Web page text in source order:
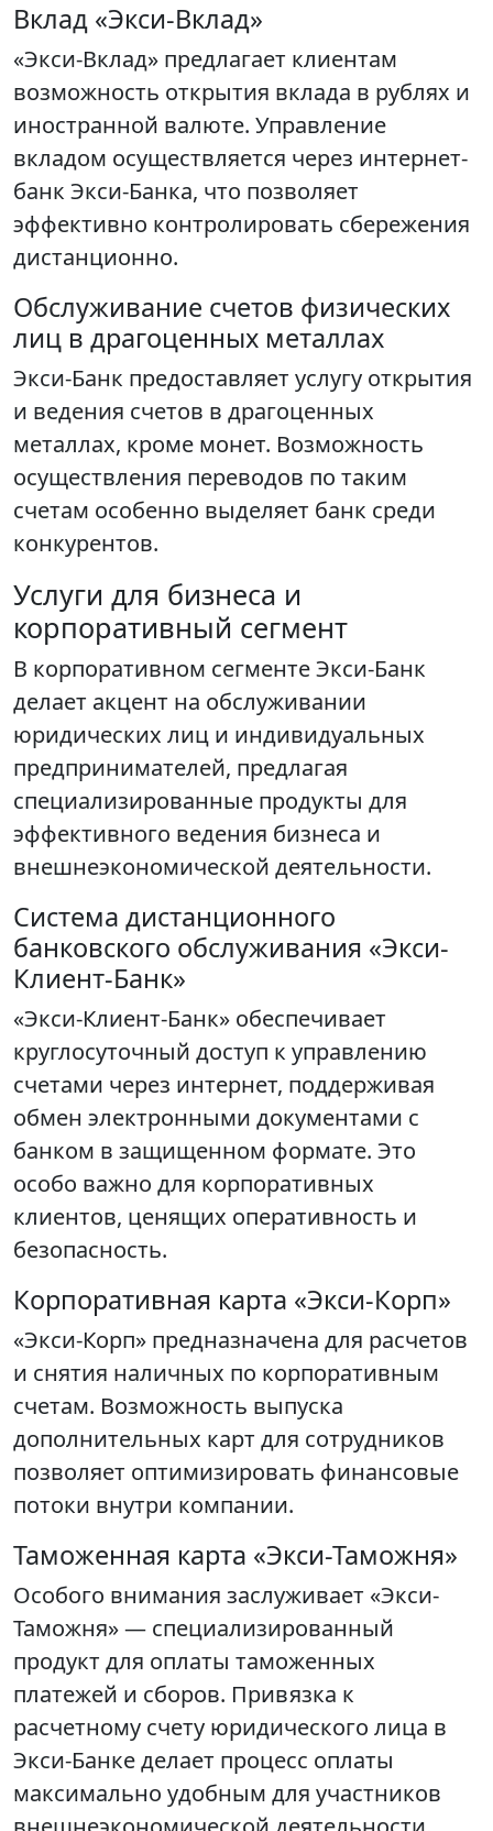
Вклад «Экси-Вклад»
«Экси-Вклад» предлагает клиентам
возможность открытия вклада в рублях и
иностранной валюте. Управление
вкладом осуществляется через интернет-
банк Экси-Банка, что позволяет
эффективно контролировать сбережения
дистанционно.
Обслуживание счетов физических
лиц в драгоценных металлах
Экси-Банк предоставляет услугу открытия
и ведения счетов в драгоценных
металлах, кроме монет. Возможность
осуществления переводов по таким
счетам особенно выделяет банк среди
конкурентов.
Услуги для бизнеса и
корпоративный сегмент
В корпоративном сегменте Экси-Банк
делает акцент на обслуживании
юридических лиц и индивидуальных
предпринимателей, предлагая
специализированные продукты для
эффективного ведения бизнеса и
внешнеэкономической деятельности.
Система дистанционного
банковского обслуживания «Экси-
Клиент-Банк»
«Экси-Клиент-Банк» обеспечивает
круглосуточный доступ к управлению
счетами через интернет, поддерживая
обмен электронными документами с
банком в защищенном формате. Это
особо важно для корпоративных
клиентов, ценящих оперативность и
безопасность.
Корпоративная карта «Экси-Корп»
«Экси-Корп» предназначена для расчетов
и снятия наличных по корпоративным
счетам. Возможность выпуска
дополнительных карт для сотрудников
позволяет оптимизировать финансовые
потоки внутри компании.
Таможенная карта «Экси-Таможня»
Особого внимания заслуживает «Экси-
Таможня» — специализированный
продукт для оплаты таможенных
платежей и сборов. Привязка к
расчетному счету юридического лица в
Экси-Банке делает процесс оплаты
максимально удобным для участников